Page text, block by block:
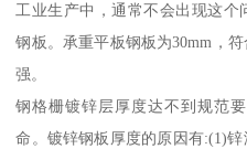
工业生产中，通常不会出现这
钢板。承重平板钢板为30mm，
强。
钢格栅镀锌层厚度达不到规范
命。镀锌钢板厚度的原因有:(1)